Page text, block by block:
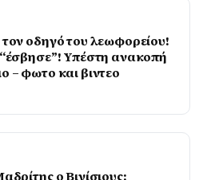
οδηγό του λεωφορείου!
Υπέστη ανακοπή
– φωτο και βιντεο
ο Βινίσιους: